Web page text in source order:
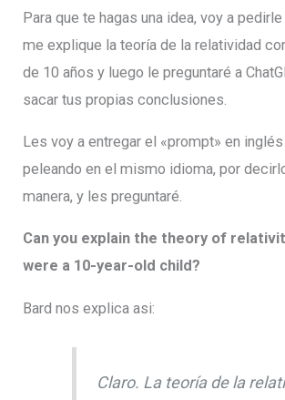
Para que te hagas una idea, voy a
me explique la teoría de la relatividad
de 10 años y luego le preguntaré a
sacar tus propias conclusiones.
Les voy a entregar el «prompt» en
peleando en el mismo idioma, por
manera, y les preguntaré.
Can you explain the theory of
were a 10-year-old child?
Bard nos explica asi:
Claro. La teoría de la